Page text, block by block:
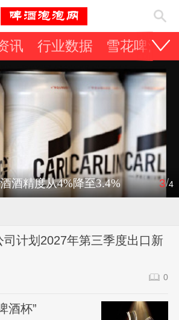
讯 行业数据 雪花啤酒
酒精度从4%降至3.4% 3/4
计划2027年第三季度出口新
0
酒杯”